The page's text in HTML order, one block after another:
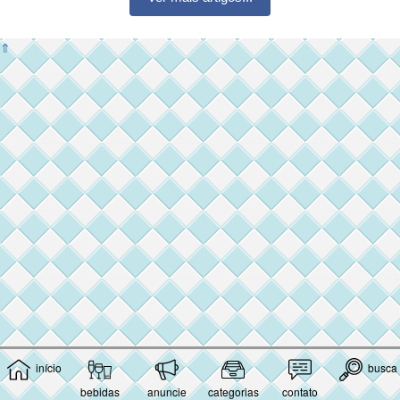
início
bebidas
anuncie categorias contato
busca
⇑